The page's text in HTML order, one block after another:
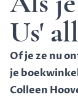
Us'
Of je ze nu
je
Colleen